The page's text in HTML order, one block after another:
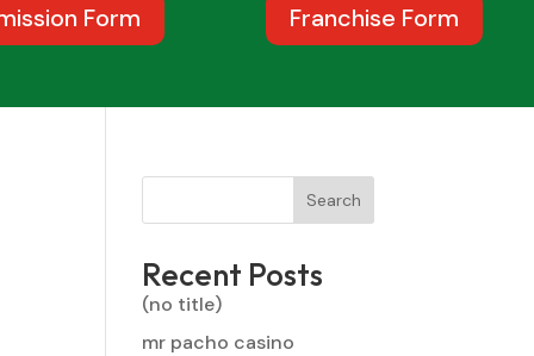
Form Franchise Form
Search
Recent Posts
(no title)
mr pacho casino